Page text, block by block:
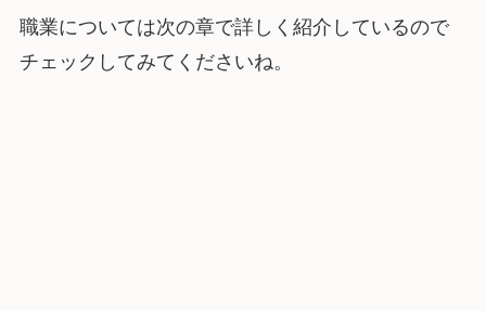
職業については次の章で詳しく紹介しているので
チェックしてみてくださいね。